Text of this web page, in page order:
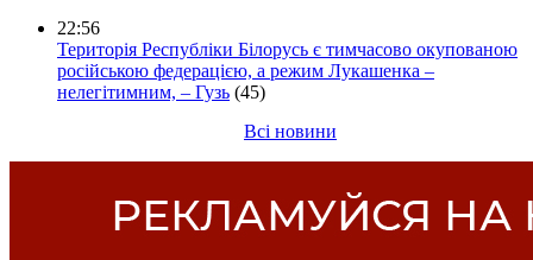
22:56
Територія Республіки Білорусь є тимчасово окупованою
російською федерацією, а режим Лукашенка –
нелегітимним, – Гузь (45)
Всі новини